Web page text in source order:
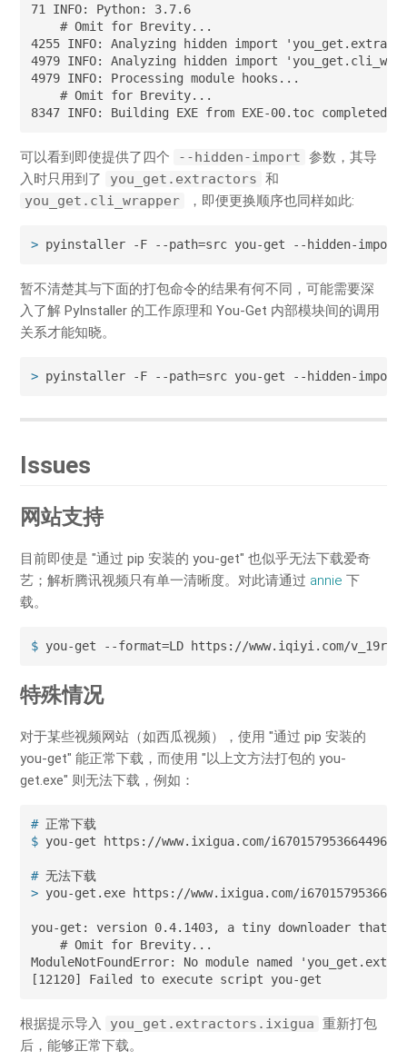
71 INFO: Python: 3.7.6
    # Omit for Brevity...
4255 INFO: Analyzing hidden import
4979 INFO: Analyzing hidden import
4979 INFO: Processing module hooks...
    # Omit for Brevity...
8347 INFO: Building EXE from EXE-00.toc completed
可以看到即使提供了四个 --hidden-import 参数，其导
入时只用到了
you_get.extractors 和
you_get.cli_wrapper
，即便更换顺序也同样如此:
> pyinstaller -F --path=src you-get --hidden-
暂不清楚其与下面的打包命令的结果有何不同，可能需要深
入了解 PyInstaller 的工作原理和 You-Get 内部模块间的调用
关系才能知晓。
> pyinstaller -F --path=src you-get --hidden-
Issues
网站支持
目前即使是 "通过 pip 安装的 you-get" 也似乎无法下载爱奇
艺；解析腾讯视频只有单一清晰度。对此请通过 annie 下
载。
$ you-get --format=LD https://www.iqiyi.com/
特殊情况
对于某些视频网站（如西瓜视频），使用 "通过 pip 安装的
you-get" 能正常下载，而使用 "以上文方法打包的 you-
get.exe" 则无法下载，例如：
# 正常下载
$ you-get https://www.ixigua.com/
# 无法下载
> you-get.exe https://www.ixigua.com/
you-get: version 0.4.1403, a tiny downloader that
    # Omit for Brevity...
ModuleNotFoundError: No module named
[12120] Failed to execute script you-get
根据提示导入 you_get.extractors.ixigua 重新打包
后，能够正常下载。